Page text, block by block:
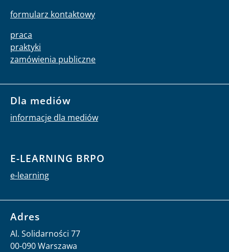
formularz kontaktowy
praca
praktyki
zamówienia publiczne
Dla mediów
informacje dla mediów
E-LEARNING BRPO
e-learning
Adres
Al. Solidarności 77
00-090 Warszawa